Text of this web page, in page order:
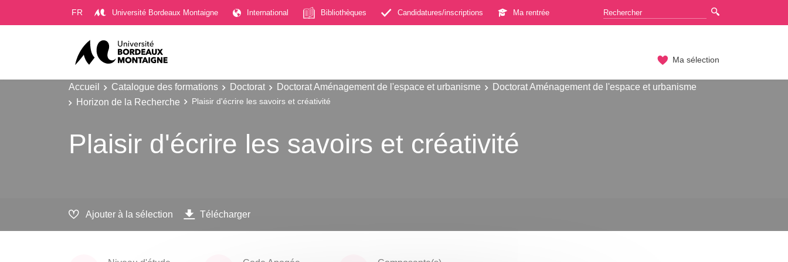
FR Université Bordeaux Montaigne International Bibliothèques Candidatures/inscriptions Ma rentrée
Ma sélection
Accueil Catalogue des formations Doctorat Doctorat Aménagement de l'espace et urbanisme
Doctorat Aménagement de l'espace et urbanisme
Horizon de la Recherche
Plaisir d'écrire les savoirs et créativité
Plaisir d'écrire les savoirs et créativité
Ajouter à la sélection Télécharger